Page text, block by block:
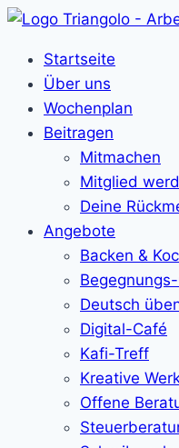
Zum
springenStartseite
Über uns
Wochenplan
Beitragen
Mitmachen
Mitglied
Deine
Angebote
Backen &
Deutsch
Digital-Café
Kafi-Treff
Kreative
Offene